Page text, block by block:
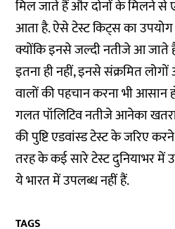
मिल जाते हैं और दोनों के मिलने से
आता है. ऐसे टेस्ट किट्स का
क्योंकि इनसे जल्दी नतीजे आ जाते
इतना ही नहीं, इनसे संक्रमित
वालों की पहचान करना भी आसान
गलत पॉलिटिव नतीजे आनेका
की पुष्टि एडवांस्ड टेस्ट के जरिए
तरह के कई सारे टेस्ट दुनियाभर में
ये भारत में उपलब्ध नहीं हैं.
TAGS